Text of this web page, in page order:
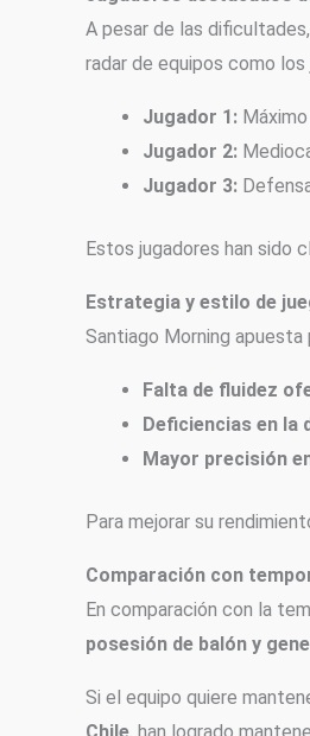
A pesar de las
radar de equipos como los
Jugador 1:
Jugador 2:
Jugador 3:
Estos jugadores han sido
Estrategia y estilo de
Santiago Morning apuesta
Falta de fluidez
Deficiencias en la
Mayor precisión
Para mejorar su
Comparación con
En comparación con la
posesión de balón y
Si el equipo quiere